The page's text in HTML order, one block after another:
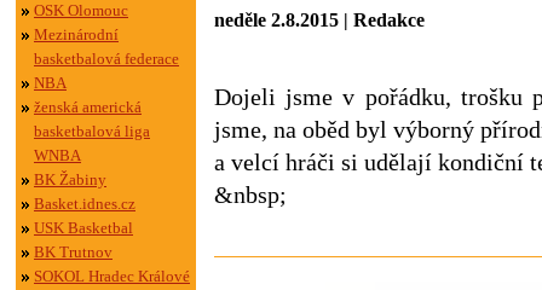
OSK Olomouc
Mezinárodní
basketbalová federace
NBA
ženská americká
basketbalová liga
WNBA
BK Žabiny
Basket.idnes.cz
USK Basketbal
BK Trutnov
SOKOL Hradec Králové
neděle 2.8.2015 | Redakce
Dojeli jsme v pořádku, trošku
jsme, na oběd byl výborný
a velcí hráči si udělají kondiční
&nbsp;